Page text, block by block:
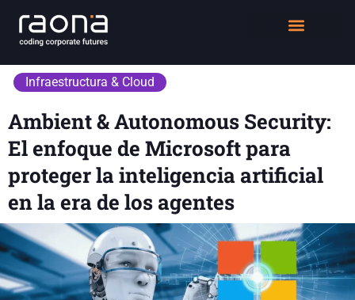
Infraestructura & Cloud
Ambient & Autonomous Security:
El enfoque de Microsoft para
proteger la inteligencia artificial
en la era de los agentes